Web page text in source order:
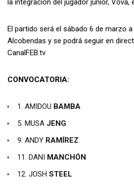
la integración del jugador junior,
El partido será el sábado 6 de marzo a
Alcobendas y se podrá seguir en
CanalFEB.tv
CONVOCATORIA:
1. AMIDOU BAMBA
5. MUSA JENG
9. ANDY RAMÍREZ
11. DANI MANCHÓN
12. JOSH STEEL